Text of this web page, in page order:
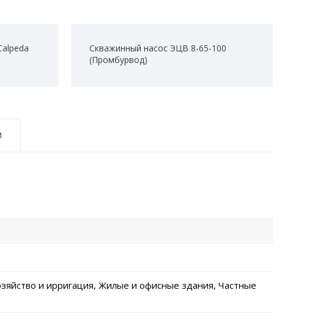
Скважинный насос ЭЦВ 8-65-100
(Промбурвод)
и ирригация, Жилые и офисные здания, Частные